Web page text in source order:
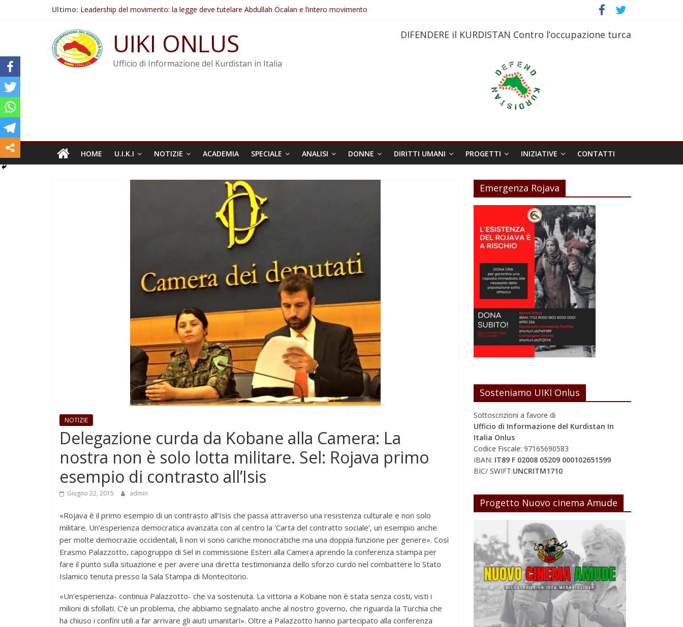
Ultimo: Leadership del movimento: la legge deve tutelare Abdullah Öcalan e l’intero movimento
Non tenere conto della situazione di Rêber Apo ostacolerebbe l’attuazione della legge
Il KNK chiede un’azione internazionale contro i crimini di guerra dell’Iran
Abdullah Öcalan: Le legge negativa deve essere trasformata in legge positiva
UIKI ONLUS
Ufficio di Informazione del Kurdistan in Italia
DIFENDERE il KURDISTAN Contro l’occupazione turca
HOME U.I.K.I NOTIZIE ACADEMIA SPECIALE ANALISI DONNE DIRITTI UMANI PROGETTI INIZIATIVE CONTATTI
NOTIZIE
Delegazione curda da Kobane alla Camera: La
nostra non è solo lotta militare. Sel: Rojava primo
esempio di contrasto all’Isis
Giugno 22, 2015 admin
«Rojava è il primo esempio di un contrasto all’Isis che passa attraverso una resistenza culturale e non solo
militare. Un’esperienza democratica avanzata con al centro la ‘Carta del contratto sociale’, un esempio anche
per molte democrazie occidentali, lì non vi sono cariche monocratiche ma una doppia funzione per genere». Così
Erasmo Palazzotto, capogruppo di Sel in commissione Esteri alla Camera aprendo la conferenza stampa per
fare il punto sulla situazione e per avere una diretta testimonianza dello sforzo curdo nel combattere lo Stato
Islamico tenuta presso la Sala Stampa di Montecitorio.
«Un’esperienza- continua Palazzotto- che va sostenuta. La vittoria a Kobane non è stata senza costi, visti i
milioni di sfollati. C’è un problema, che abbiamo segnalato anche al nostro governo, che riguarda la Turchia che
ha chiuso i confini utili a far arrivare gli aiuti umanitari». Oltre a Palazzotto hanno partecipato alla conferenza
Emergenza Rojava
Sosteniamo UIKI Onlus
Sottoscrizioni a favore di
Ufficio di Informazione del Kurdistan In
Italia Onlus
Codice Fiscale: 97165690583
IBAN: IT89 F 02008 05209 000102651599
BIC/ SWIFT:UNCRITM1710
Progetto Nuovo cinema Amude